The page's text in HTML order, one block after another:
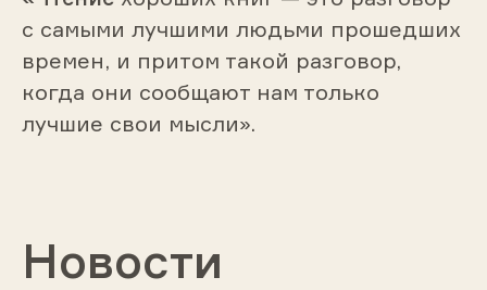
с самыми лучшими людьми прошедших
времен, и притом такой разговор,
когда они сообщают нам только
лучшие свои мысли».
Новости